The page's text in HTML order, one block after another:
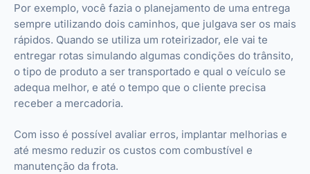
Por exemplo, você fazia o planejamento de uma entrega
sempre utilizando dois caminhos, que julgava ser os mais
rápidos. Quando se utiliza um roteirizador, ele vai te
entregar rotas simulando algumas condições do trânsito,
o tipo de produto a ser transportado e qual o veículo se
adequa melhor, e até o tempo que o cliente precisa
receber a mercadoria.
Com isso é possível avaliar erros, implantar melhorias e
até mesmo reduzir os custos com combustível e
manutenção da frota.